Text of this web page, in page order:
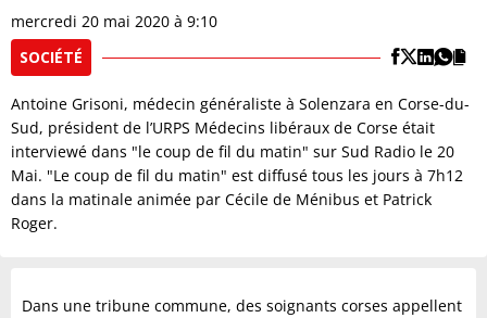
mercredi 20 mai 2020 à 9:10
SOCIÉTÉ
Antoine Grisoni, médecin généraliste à Solenzara en Corse-du-
Sud, président de l’URPS Médecins libéraux de Corse était
interviewé dans "le coup de fil du matin" sur Sud Radio le 20
Mai. "Le coup de fil du matin" est diffusé tous les jours à 7h12
dans la matinale animée par Cécile de Ménibus et Patrick
Roger.
Dans une tribune commune, des soignants corses appellent